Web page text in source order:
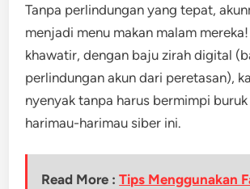
Tanpa perlindungan yang tepat,
menjadi menu makan malam
khawatir, dengan baju zirah digital
perlindungan akun dari peretasan),
nyenyak tanpa harus bermimpi
harimau-harimau siber ini.
Read More :Tips Menggunakan